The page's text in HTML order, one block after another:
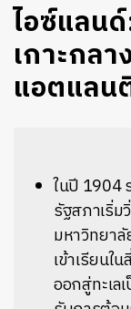
ไอซ์แลน
เกาะกล
แอตแลน
ในปี 1904
รัฐสภาเริ่
มหาวิทยา
เข้าเรียนใ
ออกสู่ทะเ